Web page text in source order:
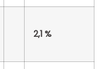
2,1 %